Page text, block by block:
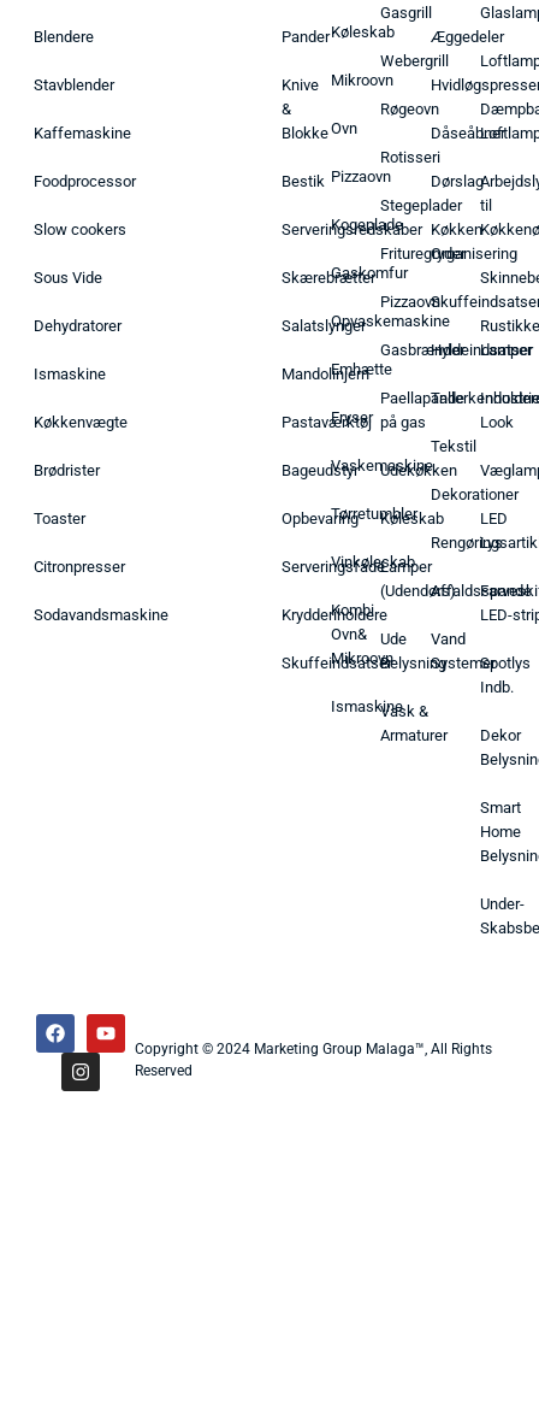
Blendere
Stavblender
Kaffemaskine
Foodprocessor
Slow cookers
Sous Vide
Dehydratorer
Ismaskine
Køkkenvægte
Brødrister
Toaster
Citronpresser
Sodavandsmaskine
Pander
Knive
&
Blokke
Bestik
Serveringsredskaber
Skærebrætter
Salatslynger
Mandolinjern
Pastaværktøj
Bageudstyr
Opbevaring
Serveringsfade
Krydderiholdere
Skuffeindsatser
Køleskab
Mikroovn
Ovn
Pizzaovn
Kogeplade
Gaskomfur
Opvaskemaskine
Emhætte
Fryser
Vaskemaskine
Tørretumbler
Vinkøleskab
Kombi
Ovn&
Mikroovn
Ismaskine
Gasgrill
Webergrill
Røgeovn
Rotisseri
Stegeplader
Frituregryder
Pizzaovn
Gasbrænder
Paellapande
på gas
Udekøkken
Køleskab
Lamper
(Udendørs)
Ude
Belysning
Vask &
Armaturer
Æggedeler
Dåseåbner
Dørslag
Køkken
Organisering
Hyldeindsatser
Tekstil
Dekorationer
Affaldsspande
Vand
Systemer
til
Rustikke
Lamper
Look
LED
Lys
LED-
Spotlys
Indb.
Dekor
Smart
Home
Under-
Copyright © 2024 Marketing Group Malaga™, All Rights
Reserved